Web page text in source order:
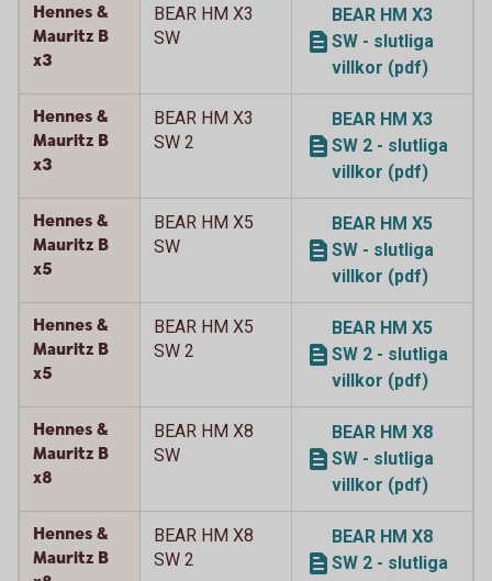
Hennes &
Mauritz B
x3
BEAR HM X3
SW
BEAR HM X3
SW - slutliga
villkor (pdf)
Hennes &
Mauritz B
x3
BEAR HM X3
SW 2
BEAR HM X3
SW 2 - slutliga
villkor (pdf)
Hennes &
Mauritz B
x5
BEAR HM X5
SW
BEAR HM X5
SW - slutliga
villkor (pdf)
Hennes &
Mauritz B
x5
BEAR HM X5
SW 2
BEAR HM X5
SW 2 - slutliga
villkor (pdf)
Hennes &
Mauritz B
x8
BEAR HM X8
SW
BEAR HM X8
SW - slutliga
villkor (pdf)
Hennes &
Mauritz B
BEAR HM X8
SW 2
BEAR HM X8
SW 2 - slutliga